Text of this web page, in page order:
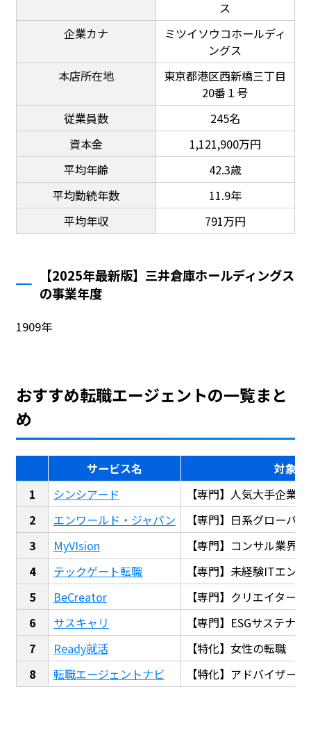
ス
企業カナ
ミツイソウコホールディ
ングス
本店所在地
東京都港区西新橋三丁目
20番１号
従業員数
245名
資本金
1,121,900万円
平均年齢
42.3歳
平均勤続年数
11.9年
平均年収
791万円
【2025年最新版】三井倉庫ホールディングス
の事業年度
1909年
おすすめ転職エージェントの一覧まと
め
サービス名
対象
シンシアード
【専門】人気大手企業
エンワールド・ジャパン
【専門】日系グローバ
MyVIsion
【専門】コンサル業界
テックゲート転職
【専門】未経験ITエン
BeCreator
【専門】クリエイター
サスキャリ
【専門】ESGサステナ
Ready就活
【特化】女性の転職
転職エージェントナビ
【特化】アドバイザー